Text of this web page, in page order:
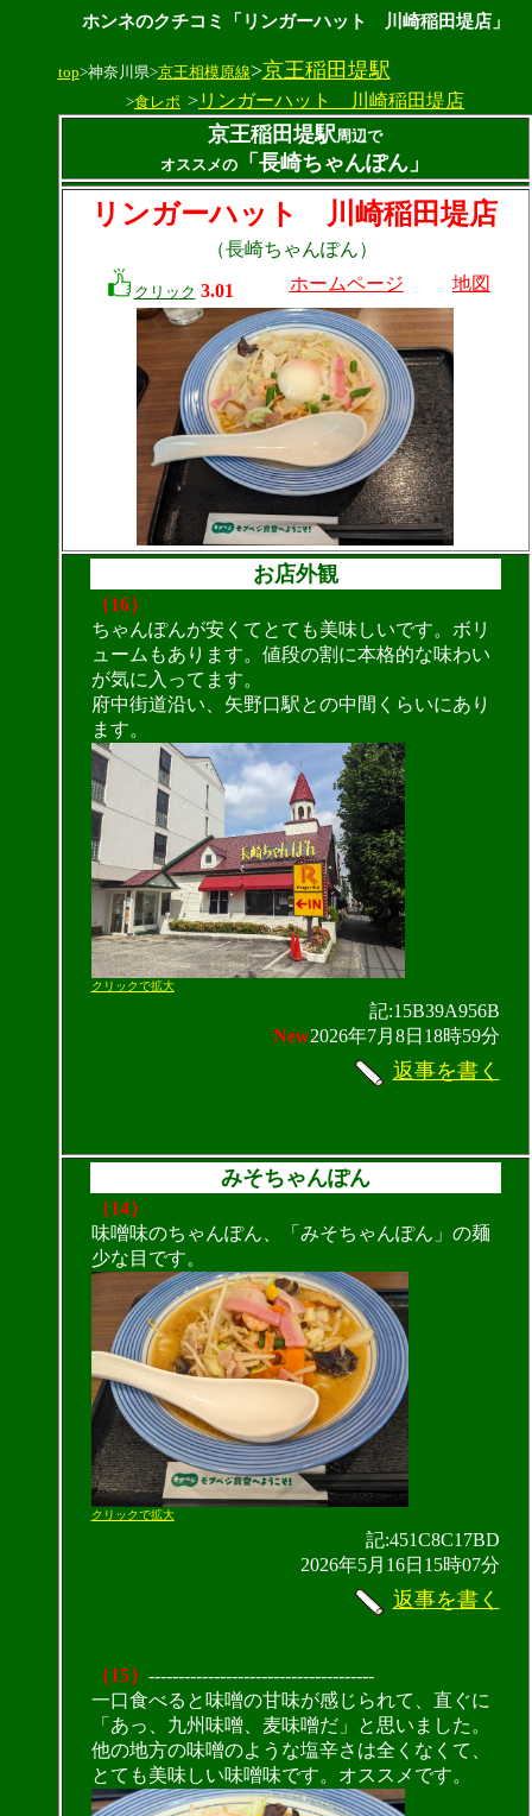
ホンネのクチコミ「リンガーハット 川崎稲田堤店」
top>神奈川県>京王相模原線>京王稲田堤駅
>食レポ >リンガーハット 川崎稲田堤店
京王稲田堤駅周辺で
オススメの
「長崎ちゃんぽん」
リンガーハット 川崎稲田堤店
（長崎ちゃんぽん）
クリック 3.01 ホームページ 地図
お店外観
（16）
ちゃんぽんが安くてとても美味しいです。ボリ
ュームもあります。値段の割に本格的な味わい
が気に入ってます。
府中街道沿い、矢野口駅との中間くらいにあり
ます。
クリックで拡大
記:15B39A956B
New2026年7月8日18時59分
返事を書く
みそちゃんぽん
（14）
味噌味のちゃんぽん、「みそちゃんぽん」の麺
少な目です。
クリックで拡大
記:451C8C17BD
2026年5月16日15時07分
返事を書く
（15） --------------------------------------
一口食べると味噌の甘味が感じられて、直ぐに
「あっ、九州味噌、麦味噌だ」と思いました。
他の地方の味噌のような塩辛さは全くなくて、
とても美味しい味噌味です。オススメです。